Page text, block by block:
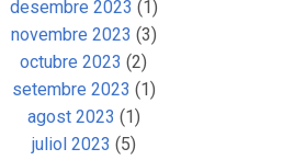
desembre 2023 (1)
novembre 2023 (3)
octubre 2023 (2)
setembre 2023 (1)
agost 2023 (1)
juliol 2023 (5)